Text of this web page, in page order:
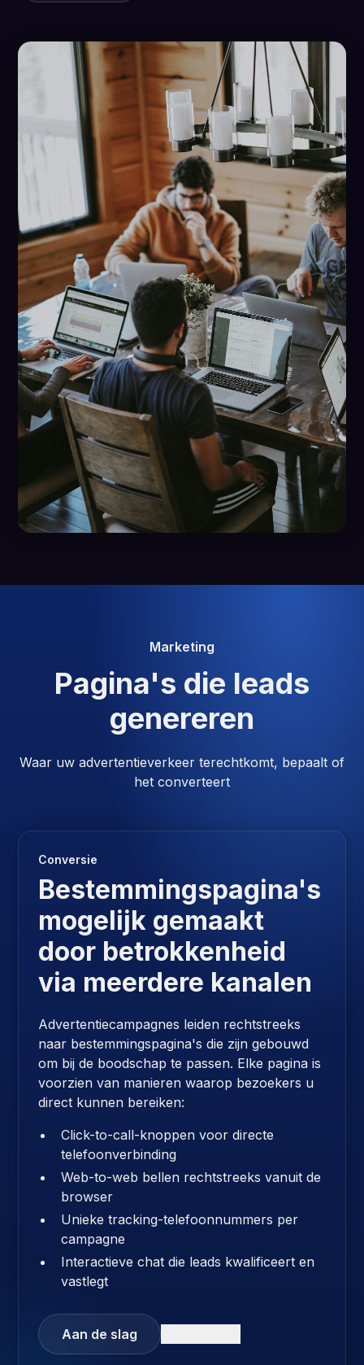
Marketing
Pagina's die leads
genereren
Waar uw advertentieverkeer terechtkomt, bepaalt of
het converteert
Conversie
Bestemmingspagina's
mogelijk gemaakt
door betrokkenheid
via meerdere kanalen
Advertentiecampagnes leiden rechtstreeks
naar bestemmingspagina's die zijn gebouwd
om bij de boodschap te passen. Elke pagina is
voorzien van manieren waarop bezoekers u
direct kunnen bereiken:
Click-to-call-knoppen voor directe
telefoonverbinding
Web-to-web bellen rechtstreeks vanuit de
browser
Unieke tracking-telefoonnummers per
campagne
Interactieve chat die leads kwalificeert en
vastlegt
Aan de slag